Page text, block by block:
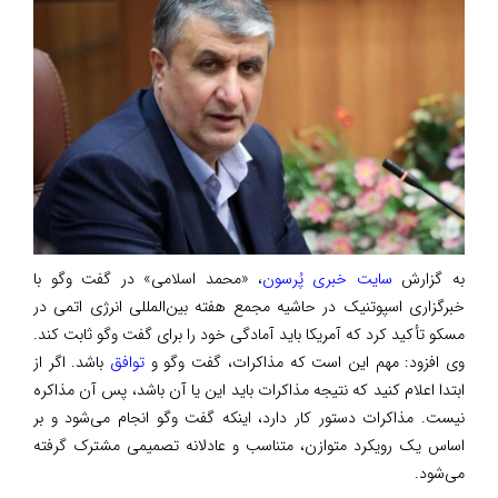
به گزارش سایت خبری پُرسون، «محمد اسلامی» در گفت وگو با
خبرگزاری اسپوتنیک در حاشیه مجمع هفته بین‌المللی انرژی اتمی در
مسکو تأکید کرد که آمریکا باید آمادگی خود را برای گفت وگو ثابت کند.
وی افزود: مهم این است که مذاکرات، گفت وگو و توافق باشد. اگر از
ابتدا اعلام کنید که نتیجه مذاکرات باید این یا آن باشد، پس آن مذاکره
نیست. مذاکرات دستور کار دارد، اینکه گفت وگو انجام می‌شود و بر
اساس یک رویکرد متوازن، متناسب و عادلانه تصمیمی مشترک گرفته
می‌شود.